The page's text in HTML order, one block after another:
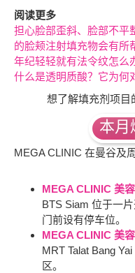
阅读更多
担心脸部歪斜、脸部不平
的脸颊注射填充物会有所
年纪轻轻就有法令纹怎么
什么是透明质酸？它为何
想了解填充剂项目
本月
MEGA CLINIC 在曼谷及
MEGA CLINIC 美
BTS Siam 位于一
门前设有停车位。
MEGA CLINIC 美
MRT Talat Bang
区。